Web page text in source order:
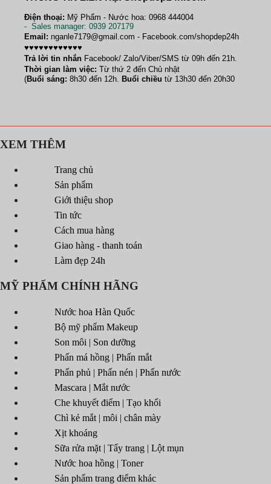
Điện thoại: Mỹ Phẩm - Nước hoa: 0968 444004
- Sales manager: 0939 207179
Email: nganle7179@gmail.com - Facebook.com/shopdep24h
♥♥♥♥♥♥♥♥♥♥♥♥
Trả lời tin nhắn Facebook/ Zalo/Viber/SMS từ 09h đến 21h.
Thời gian làm việc: Từ thứ 2 đến Chủ nhật
(Buổi sáng: 8h30 đến 12h. Buổi chiều từ 13h30 đến 20h30
XEM THÊM
Trang chủ
Sản phẩm
Giới thiệu shop
Tin tức
Cách mua hàng
Giao hàng - thanh toán
Làm đẹp 24h
MỸ PHẨM CHÍNH HÃNG
Nước hoa Hàn Quốc
Bộ mỹ phẩm Makeup
Son môi | Son dưỡng
Phấn má hồng | Phấn mắt
Phấn phủ | Phấn nén | Phấn nước
Mascara | Mắt nước
Che khuyết điểm | Tạo khối
Chì kẻ mắt | môi | chân mày
Xịt khoáng
Sữa rửa mặt | Tẩy trang | Lột mụn
Nước hoa hồng | Toner
Sản phẩm trang điểm khác